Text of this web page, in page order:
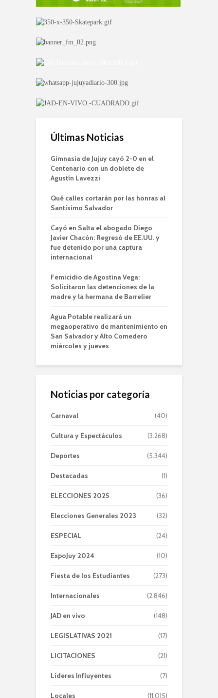
Últimas Noticias
Gimnasia de Jujuy cayó 2-0 en el
Centenario con un doblete de
Agustín Lavezzi
Qué calles cortarán por las honras al
Santísimo Salvador
Cayó en Salta el abogado Diego
Javier Chacón: Regresó de EE.UU. y
fue detenido por una captura
internacional
Femicidio de Agostina Vega:
Solicitaron las detenciones de la
madre y la hermana de Barrelier
Agua Potable realizará un
megaoperativo de mantenimiento en
San Salvador y Alto Comedero
miércoles y jueves
Noticias por categoría
Carnaval (40)
Cultura y Espectáculos (3.268)
Deportes (5.344)
Destacadas (1)
ELECCIONES 2025 (36)
Elecciones Generales 2023 (32)
ESPECIAL (24)
ExpoJuy 2024 (10)
Fiesta de los Estudiantes (273)
Internacionales (2.846)
JAD en vivo (148)
LEGISLATIVAS 2021 (17)
LICITACIONES (21)
Líderes Influyentes (7)
Locales (11.015)